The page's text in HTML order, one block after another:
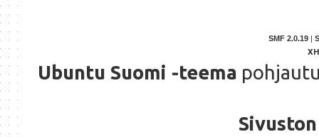
SMF 2.0.19
Ubuntu Suomi -teema